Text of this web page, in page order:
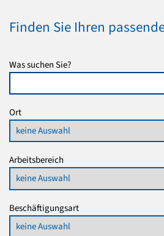
Finden Sie Ihren
Was suchen Sie?
Ort
Arbeitsbereich
Beschäftigungsart